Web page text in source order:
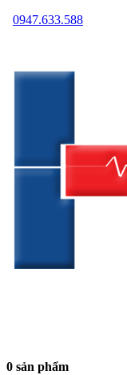
0947.633.588
0 sản phẩm